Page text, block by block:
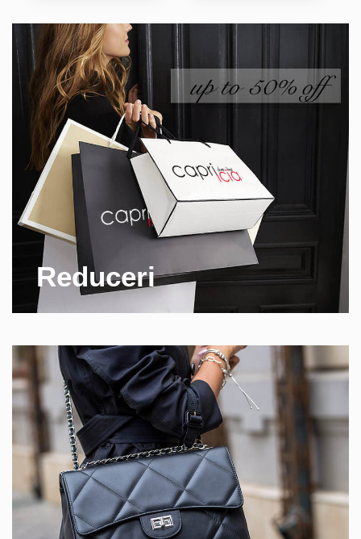
Reduceri